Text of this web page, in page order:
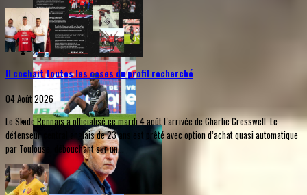
Il cochait toutes les cases du profil recherché
04 Août 2026
Le Stade Rennais a officialisé ce mardi 4 août l’arrivée de Charlie Cresswell. Le
défenseur central anglais de 23 ans est prêté avec option d’achat quasi automatique
par Toulouse, débouchant sur un...